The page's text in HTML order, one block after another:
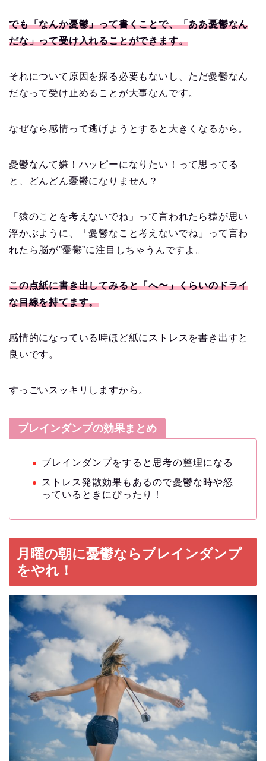
でも「なんか憂鬱」って書くことで、「ああ憂鬱なん
だな」って受け入れることができます。
それについて原因を探る必要もないし、ただ憂鬱なん
だなって受け止めることが大事なんです。
なぜなら感情って逃げようとすると大きくなるから。
憂鬱なんて嫌！ハッピーになりたい！って思ってる
と、どんどん憂鬱になりません？
「猿のことを考えないでね」って言われたら猿が思い
浮かぶように、「憂鬱なこと考えないでね」って言わ
れたら脳が”憂鬱”に注目しちゃうんですよ。
この点紙に書き出してみると「へ〜」くらいのドライ
な目線を持てます。
感情的になっている時ほど紙にストレスを書き出すと
良いです。
すっごいスッキリしますから。
ブレインダンプの効果まとめ
ブレインダンプをすると思考の整理になる
ストレス発散効果もあるので憂鬱な時や怒
っているときにぴったり！
月曜の朝に憂鬱ならブレインダンプ
をやれ！